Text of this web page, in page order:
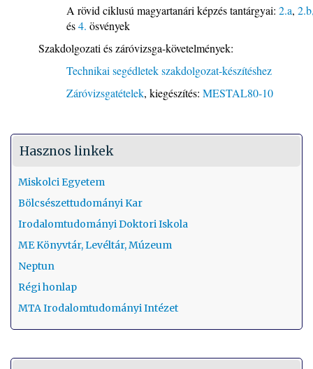
A rövid ciklusú magyartanári képzés tantárgyai: 2.a,
és4. ösvények
Szakdolgozati és záróvizsga-követelmények:
Technikai segédletek szakdolgozat-készítéshez
Záróvizsgatételek, kiegészítés: MESTAL80-10
Hasznos linkek
Miskolci Egyetem
Bölcsészettudományi Kar
Irodalomtudományi Doktori Iskola
ME Könyvtár, Levéltár, Múzeum
Neptun
Régi honlap
MTA Irodalomtudományi Intézet